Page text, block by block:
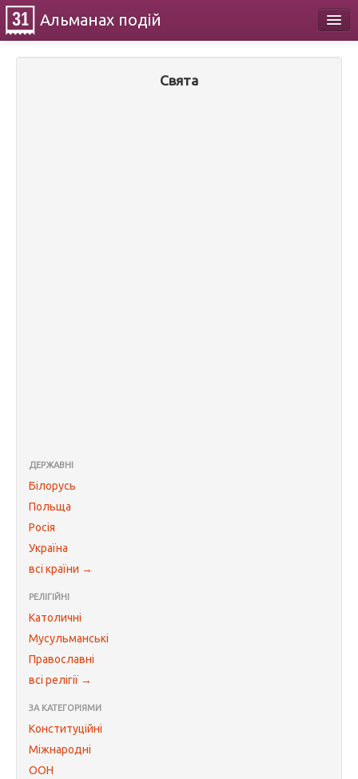
Альманах подій
Свята
ДЕРЖАВНІ
Білорусь
Польща
Росія
Україна
всі країни →
РЕЛІГІЙНІ
Католичні
Мусульманські
Православні
всі релігії →
ЗА КАТЕГОРІЯМИ
Конституційні
Міжнародні
ООН